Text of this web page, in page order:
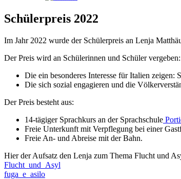
Schülerpreis 2022
Im Jahr 2022 wurde der Schülerpreis an Lenja
Der Preis wird an Schülerinnen und Schüler vergeben:
Die ein besonderes Interesse für Italien zeigen:
Die sich sozial engagieren und die
Der Preis besteht aus:
14-tägiger Sprachkurs an der Sprachschule
Freie Unterkunft mit Verpflegung bei einer
Freie An- und Abreise mit der Bahn.
Hier der Aufsatz den Lenja zum Thema Flucht und
Flucht_und_Asyl
fuga_e_asilo